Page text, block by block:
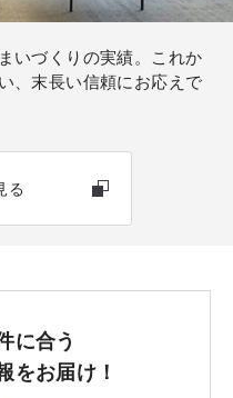
いづくりの実績。これか
、末長い信頼にお応えで
る
に合う
をお届け！